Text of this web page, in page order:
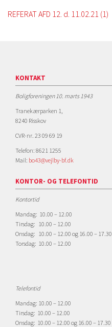
REFERAT AFD 12. d. 11.02.21 (1)
KONTAKT
Boligforeningen 10. marts 1943
Tranekærparken 1,
8240 Risskov
CVR-nr. 23 09 69 19
Telefon: 8621 1255
Mail: bo43@vejlby-bf.dk
KONTOR- OG TELEFONTID
Kontortid
Mandag: 10.00 – 12.00
Tirsdag: 10.00 – 12.00
Onsdag: 10.00 – 12.00 og 16.00 – 17.30
Torsdag: 10.00 – 12.00
Telefontid
Mandag: 10.00 – 12.00
Tirsdag: 10.00 – 12.00
Onsdag: 10.00 – 12.00 og 16.00 – 17.30